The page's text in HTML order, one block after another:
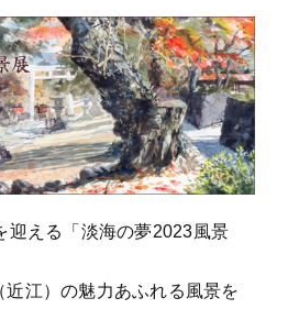
迎える「淡海の夢2023風景
近江）の魅力あふれる風景を